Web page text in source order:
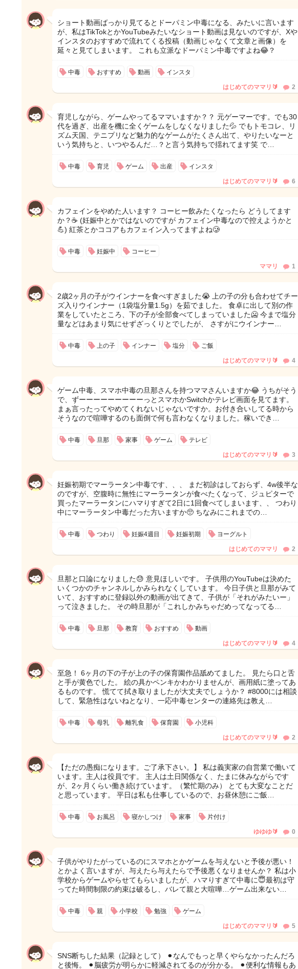
ショート動画ばっかり見てるとドーパミン中毒になる、みたいに言います
が、私はTikTokとかYouTubeみたいなショート動画は見ないのですが、Xや
インスタのおすすめで流れてくる投稿（動画じゃなくて文章と画像）を
延々と見てしまいます。 これも立派なドーパミン中毒ですよね😂？
中毒 おすすめ 動画 インスタ
はじめてのママリ🔰 2
育児しながら、ゲームやってるママいますか？？ 元ゲーマーです。でも30
代を過ぎ、出産を機に全くゲームをしなくなりました💦 でもトモコレ、リ
ズム天国、テニプリなど魅力的なゲームがたくさん出て、やりたいなーと
いう気持ちと、いつやるんだ…？と言う気持ちで揺れてます笑 で…
中毒 育児 ゲーム 出産 インスタ
はじめてのママリ🔰 6
カフェインをやめた人います？ コーヒー飲みたくなったら どうしてます
か？☕️ (妊娠中とかではないのですが カフェイン中毒なので控えようかと
💪) 紅茶とかココアもカフェイン入ってますよね🥲
中毒 妊娠中 コーヒー
ママリ 1
2歳2ヶ月の子がウインナーを食べすぎました😭 上の子の分も合わせてチー
ズ入りウインナー（1袋塩分量1.5g）を茹でました。 食卓に出して別の作
業をしていたところ、下の子が全部食べてしまっていました🥶 今まで塩分
量などはあまり気にせずざっくりとでしたが、 さすがにウインナー…
中毒 上の子 インナー 塩分 ご飯
はじめてのママリ🔰 4
ゲーム中毒、スマホ中毒の旦那さんを持つママさんいますか😂 うちがそう
で、ずーーーーーーーーーっとスマホかSwitchかテレビ画面を見てます。
まぁ言ったってやめてくれないじゃないですか。お付き合いしてる時から
そうなので喧嘩するのも面倒で何も言わなくなりました。稼いでき…
中毒 旦那 家事 ゲーム テレビ
はじめてのママリ🔰 3
妊娠初期でマーラータン中毒です、、、 まだ初診はしておらず、4w後半な
のですが、空腹時に無性にマーラータンが食べたくなって、ジュピターで
買ったマーラータンにハマりすぎて2日に1回食べてしまいます、、 つわり
中にマーラータン中毒だった方いますか🥺 ちなみにこれまでの…
中毒 つわり 妊娠4週目 妊娠初期 ヨーグルト
はじめてのママリ 2
旦那と口論になりました😓 意見ほしいです。 子供用のYouTubeは決めた
いくつかのチャンネルしかみられなくしています。 今日子供と旦那がみて
いて、おすすめに登録以外の動画が出てきて、子供が「それがみたいー」
って泣きました。 その時旦那が「これしかみちゃだめってなってる…
中毒 旦那 教育 おすすめ 動画
はじめてのママリ🔰 4
至急！ 6ヶ月の下の子が上の子の保育園作品舐めてました。 見たら口と舌
と手が黄色でした。 絵の具かペンキかわかりませんが、画用紙に塗ってあ
るものです。 慌てて拭き取りましたが大丈夫でしょうか？ #8000には相談
して、緊急性はないねとなり、一応中毒センターの連絡先は教え…
中毒 母乳 離乳食 保育園 小児科
はじめてのママリ🔰 2
【ただの愚痴になります。ご了承下さい。】 私は義実家の自営業で働いて
います。主人は役員です。 主人は土日関係なく、たまに休みながらです
が、2ヶ月くらい働き続けています。（繁忙期のみ） とても大変なことだ
と思っています。 平日は私も仕事しているので、お昼休憩にご飯…
中毒 お風呂 寝かしつけ 家事 片付け
ゆゆゆ🔰 0
子供がやりたがっているのにスマホとかゲームを与えないと予後が悪い！
とかよく言いますが、与えたら与えたらで予後悪くなりませんか？ 私は小
学校からゲームやらせてもらいましたが、ハマりすぎて中毒に😇最初は守
ってた時間制限の約束は破るし、バレて親と大喧嘩…ゲーム出来ない…
中毒 親 小学校 勉強 ゲーム
はじめてのママリ🔰 5
SNS断ちした結果（記録として） ⚫︎なんでもっと早くやらなかったんだろ
と後悔。 ⚫︎脳疲労が明らかに軽減されてるのが分かる。 ⚫︎便利な情報もあ